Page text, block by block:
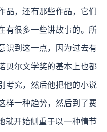
品，还有那些作品，它们
有很多一些讲故事的。所
识到这一点，因为过去有
贝尔文学奖的基本上也都
考究，然后他把他的小说
样一种趋势，然后到了费
就开始侧重于以一种情节